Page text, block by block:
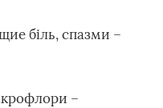
біль, спазми –
–